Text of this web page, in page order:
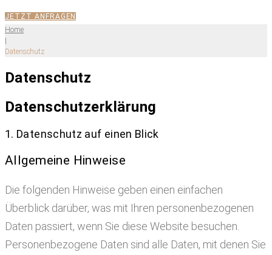
JETZT ANFRAGEN
Home
Datenschutz
Datenschutz
Datenschutz­erklärung
1. Datenschutz auf einen Blick
Allgemeine Hinweise
Die folgenden Hinweise geben einen einfachen
Überblick darüber, was mit Ihren personenbezogenen
Daten passiert, wenn Sie diese Website besuchen.
Personenbezogene Daten sind alle Daten, mit denen Sie